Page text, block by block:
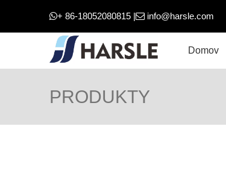
+ 86-18052080815 | info@harsle.com
Domov
PRODUKTY